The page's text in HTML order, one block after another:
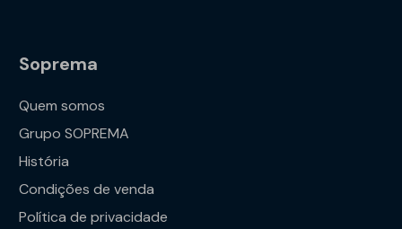
Soprema
Quem somos
Grupo SOPREMA
História
Condições de venda
Política de privacidade